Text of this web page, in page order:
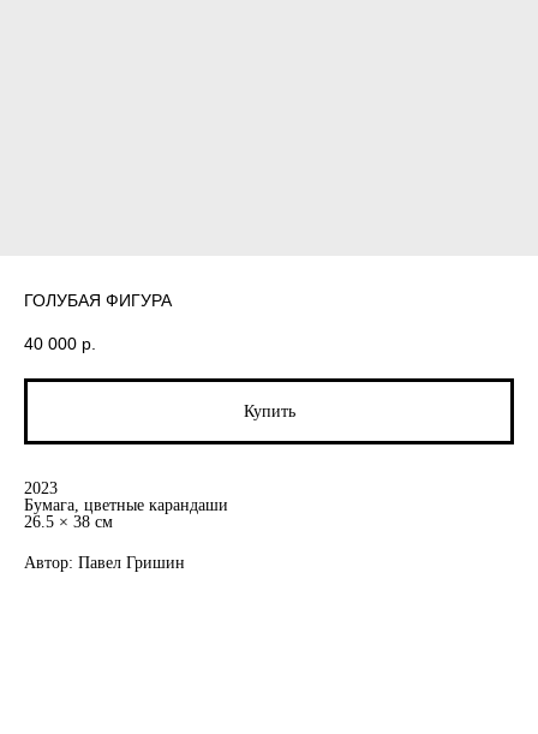
ГОЛУБАЯ ФИГУРА
40 000 р.
Купить
2023
Бумага, цветные карандаши
26.5 × 38 см
Автор: Павел Гришин